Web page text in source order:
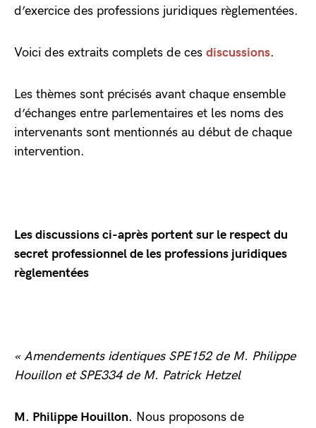
d’exercice des professions juridiques règlementées.
Voici des extraits complets de ces discussions.
Les thèmes sont précisés avant chaque ensemble
d’échanges entre parlementaires et les noms des
intervenants sont mentionnés au début de chaque
intervention.
Les discussions ci-après portent sur le respect du
secret professionnel de les professions juridiques
règlementées
« Amendements identiques SPE152 de M. Philippe
Houillon et SPE334 de M. Patrick Hetzel
M. Philippe Houillon. Nous proposons de